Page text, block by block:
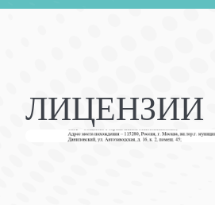
ЛИЦЕНЗИИ